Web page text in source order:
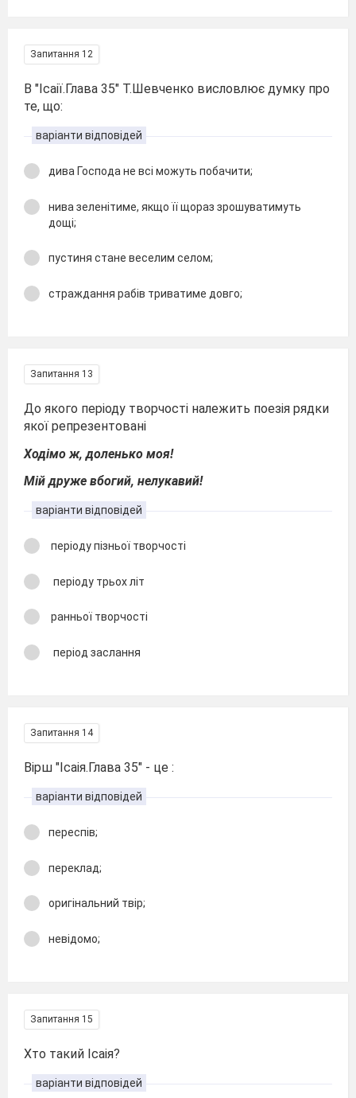
Запитання 12
В "Ісаії.Глава 35" Т.Шевченко висловлює думку про
те, що:
варіанти відповідей
дива Господа не всі можуть побачити;
нива зеленітиме, якщо її щораз зрошуватимуть
дощі;
пустиня стане веселим селом;
страждання рабів триватиме довго;
Запитання 13
До якого періоду творчості належить поезія рядки
якої репрезентовані
Ходімо ж, доленько моя!
Мій друже вбогий, нелукавий!
варіанти відповідей
періоду пізньої творчості
періоду трьох літ
ранньої творчості
період заслання
Запитання 14
Вірш "Ісаія.Глава 35" - це :
варіанти відповідей
переспів;
переклад;
оригінальний твір;
невідомо;
Запитання 15
Хто такий Ісаія?
варіанти відповідей